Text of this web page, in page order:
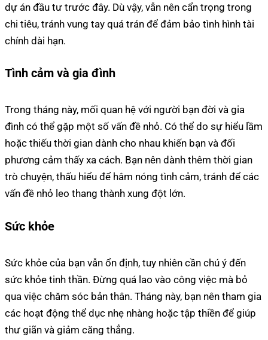
dự án đầu tư trước đây. Dù vậy, vẫn nên cẩn trọng trong
chi tiêu, tránh vung tay quá trán để đảm bảo tình hình tài
chính dài hạn.
Tình cảm và gia đình
Trong tháng này, mối quan hệ với người bạn đời và gia
đình có thể gặp một số vấn đề nhỏ. Có thể do sự hiểu lầm
hoặc thiếu thời gian dành cho nhau khiến bạn và đối
phương cảm thấy xa cách. Bạn nên dành thêm thời gian
trò chuyện, thấu hiểu để hâm nóng tình cảm, tránh để các
vấn đề nhỏ leo thang thành xung đột lớn.
Sức khỏe
Sức khỏe của bạn vẫn ổn định, tuy nhiên cần chú ý đến
sức khỏe tinh thần. Đừng quá lao vào công việc mà bỏ
qua việc chăm sóc bản thân. Tháng này, bạn nên tham gia
các hoạt động thể dục nhẹ nhàng hoặc tập thiền để giúp
thư giãn và giảm căng thẳng.